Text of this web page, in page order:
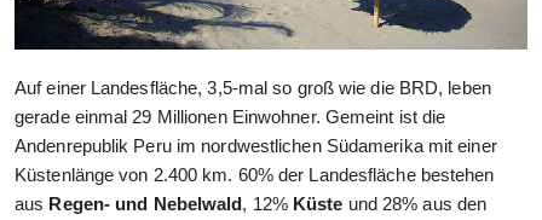
Auf einer Landesfläche, 3,5-mal so groß wie die BRD, leben
gerade einmal 29 Millionen Einwohner. Gemeint ist die
Andenrepublik Peru im nordwestlichen Südamerika mit einer
Küstenlänge von 2.400 km. 60% der Landesfläche bestehen
aus Regen- und Nebelwald, 12% Küste und 28% aus den